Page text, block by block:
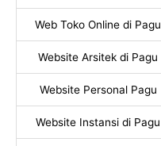
Web Toko Online di Pagu
Website Arsitek di Pagu
Website Personal Pagu
Website Instansi di Pagu